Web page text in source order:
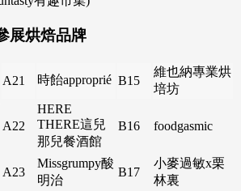
展烘焙品牌
A21 時飴approprié B15
維也納專業烘
培坊
A22
HERE
THERE這兒
那兒餐酒館
B16 foodgasmic
A23
Missgrumpy酸
明治
B17
小麥過敏x栗
林裏